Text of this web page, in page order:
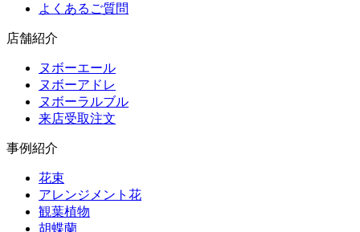
よくあるご質問
店舗紹介
ヌボーエール
ヌボーアドレ
ヌボーラルブル
来店受取注文
事例紹介
花束
アレンジメント花
観葉植物
胡蝶蘭